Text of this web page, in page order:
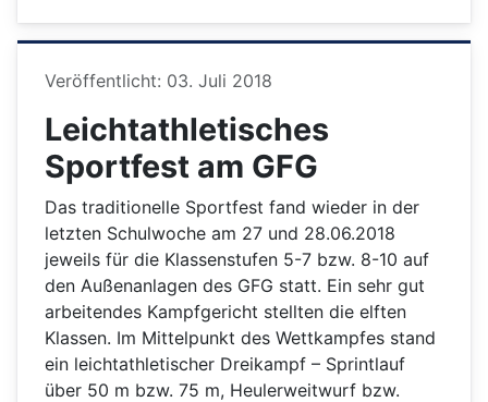
Details
Veröffentlicht: 03. Juli 2018
Leichtathletisches
Sportfest am GFG
Das traditionelle Sportfest fand wieder in der
letzten Schulwoche am 27 und 28.06.2018
jeweils für die Klassenstufen 5-7 bzw. 8-10 auf
den Außenanlagen des GFG statt. Ein sehr gut
arbeitendes Kampfgericht stellten die elften
Klassen. Im Mittelpunkt des Wettkampfes stand
ein leichtathletischer Dreikampf – Sprintlauf
über 50 m bzw. 75 m, Heulerweitwurf bzw.